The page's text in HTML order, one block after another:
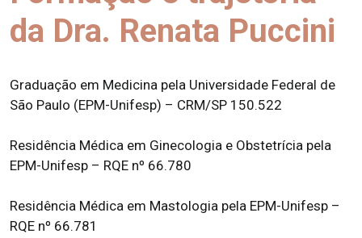
da Dra. Renata Puccini
Graduação em Medicina pela Universidade Federal de
São Paulo (EPM-Unifesp) – CRM/SP 150.522
Residência Médica em Ginecologia e Obstetrícia pela
EPM-Unifesp – RQE nº 66.780
Residência Médica em Mastologia pela EPM-Unifesp –
RQE nº 66.781